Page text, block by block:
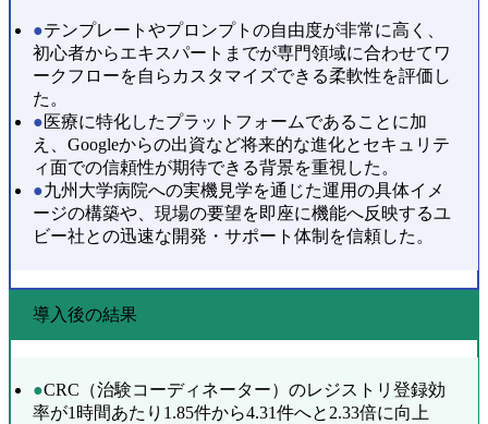
●テンプレートやプロンプトの自由度が非常に高く、
初心者からエキスパートまでが専門領域に合わせてワ
ークフローを自らカスタマイズできる柔軟性を評価し
た。
●医療に特化したプラットフォームであることに加
え、Googleからの出資など将来的な進化とセキュリテ
ィ面での信頼性が期待できる背景を重視した。
●九州大学病院への実機見学を通じた運用の具体イメ
ージの構築や、現場の要望を即座に機能へ反映するユ
ビー社との迅速な開発・サポート体制を信頼した。
導入後の結果
●CRC（治験コーディネーター）のレジストリ登録効
率が1時間あたり1.85件から4.31件へと2.33倍に向上